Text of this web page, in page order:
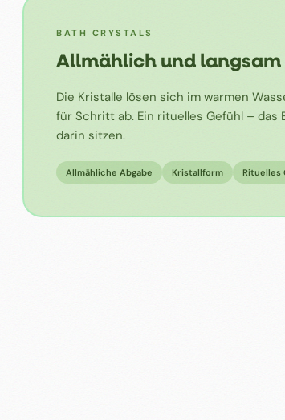
BATH CRYSTALS
Allmählich und langsam
Die Kristalle lösen sich im warmen
für Schritt ab. Ein rituelles Gefühl – das
darin sitzen.
Allmähliche Abgabe Kristallform Rituelles